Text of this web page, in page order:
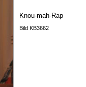
Knou-mah-Rap
Bild KB3662